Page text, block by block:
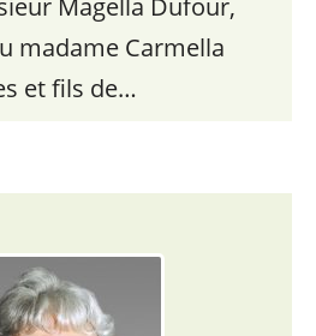
Magella Dufour,
madame Carmella
et fils de…